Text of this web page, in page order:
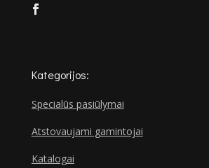
Kategorijos:
Specialūs pasiūlymai
Atstovaujami gamintojai
Katalogai